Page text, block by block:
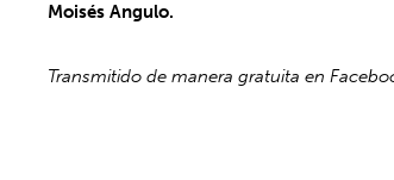
Moisés Angulo.
Transmitido de manera gratuita en